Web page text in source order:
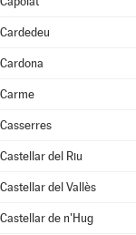
Cardedeu
Cardona
Carme
Casserres
Castellar del Riu
Castellar del Vallès
Castellar de n'Hug